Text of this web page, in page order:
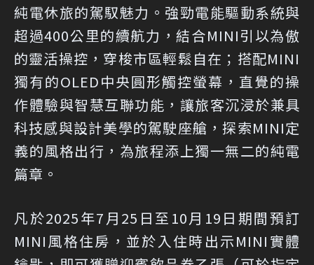
純電休旅的駕馭魅力。強勁電能驅動系統與
超過400公里的續航力，結合MINI引以為傲
的靈活操控，穿梭市區輕鬆自在；搭配MINI
獨有的OLED中央圓形觸控螢幕，直覺的操
作體驗與智慧互聯功能，讓旅客沉浸於兼具
科技感與設計美學的駕駛座艙，探索MINI定
義的風格出行，為旅程添上獨一無二的純電
篇章。
凡於2025年7月25日至10月19日期間預訂
MINI風格住房，並於入住時出示MINI實體